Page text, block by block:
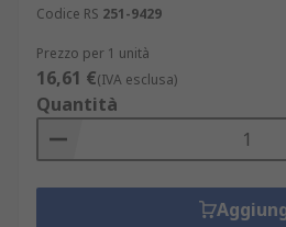
Codice RS 251-9429
Prezzo per 1 unità
16,61 €(IVA esclusa)
Quantità